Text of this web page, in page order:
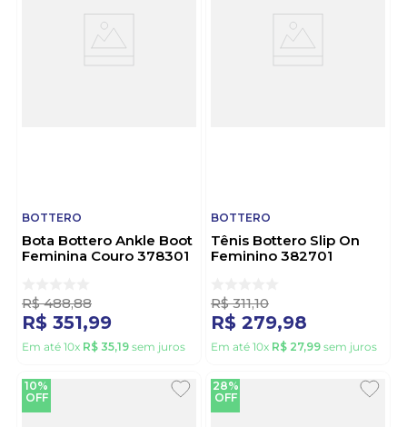
BOTTERO
Bota Bottero Ankle Boot
Feminina Couro 378301
R$ 488,88
R$ 351,99
Em até 10x R$ 35,19 sem juros
BOTTERO
Tênis Bottero Slip On
Feminino 382701
R$ 311,10
R$ 279,98
Em até 10x R$ 27,99 sem juros
10%
OFF
28%
OFF